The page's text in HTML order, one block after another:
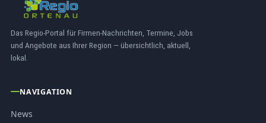
Das Regio-Portal für Firmen-Nachrichten, Termine, Jobs
und Angebote aus Ihrer Region — übersichtlich, aktuell,
lokal.
NAVIGATION
News